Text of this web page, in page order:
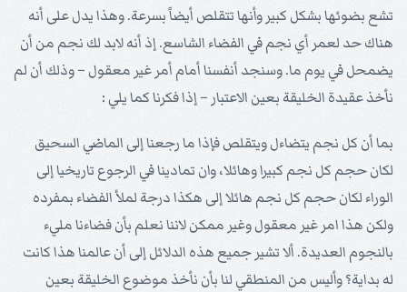
تشع بضوئها بشكل كبير وأنها تتقلص أيضاً بسرعة. وهذا يدل على أنه
هناك حد لعمر أي نجم في الفضاء الشاسع. إذ أنه لابد لك نجم من أن
يضمحل في يوم ما. وسنجد أنفسنا أمام أمر غير معقول – وذلك أن لم
نأخذ عقيدة الخليقة بعين الاعتبار – إذا فكرنا كما يلي :
بما أن كل نجم يتضاءل ويتقلص فإذا ما رجعنا إلى الماضي السحيق
لكان حجم كل نجم كبيرا وهائلا، وان تمادينا في الرجوع تاريخيا إلى
الوراء لكان حجم كل نجم هائلا إلى هكذا درجة لملأ الفضاء بمفرده
ولكن هذا امر غير معقول وغير ممكن لاننا نعلم بأن فضاءنا مليء
بالنجوم العديدة. ألا تشير جميع هذه الدلائل إلى أن عالمنا هذا كانت
له بداية؟ وأليس من المنطقي لنا بأن نأخذ موضوع الخليقة بعين